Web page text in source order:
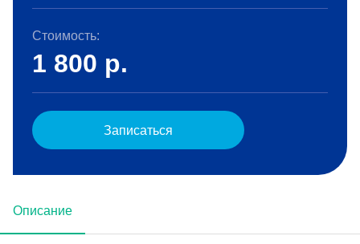
Описание
Стоимость:
1 800 р.
Записаться